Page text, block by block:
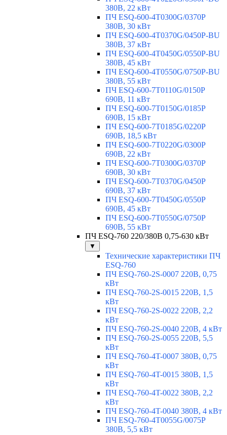
380В, 22 кВт
ПЧ ESQ-600-4T0300G/0370P
380В, 30 кВт
ПЧ ESQ-600-4T0370G/0450P-BU
380В, 37 кВт
ПЧ ESQ-600-4T0450G/0550P-BU
380В, 45 кВт
ПЧ ESQ-600-4T0550G/0750P-BU
380В, 55 кВт
ПЧ ESQ-600-7T0110G/0150P
690В, 11 кВт
ПЧ ESQ-600-7T0150G/0185P
690В, 15 кВт
ПЧ ESQ-600-7T0185G/0220P
690В, 18,5 кВт
ПЧ ESQ-600-7T0220G/0300P
690В, 22 кВт
ПЧ ESQ-600-7T0300G/0370P
690В, 30 кВт
ПЧ ESQ-600-7T0370G/0450P
690В, 37 кВт
ПЧ ESQ-600-7T0450G/0550P
690В, 45 кВт
ПЧ ESQ-600-7T0550G/0750P
690В, 55 кВт
ПЧ ESQ-760 220/380В 0,75-630 кВт
▼
Технические характеристики ПЧ
ESQ-760
ПЧ ESQ-760-2S-0007 220В, 0,75
кВт
ПЧ ESQ-760-2S-0015 220В, 1,5
кВт
ПЧ ESQ-760-2S-0022 220В, 2,2
кВт
ПЧ ESQ-760-2S-0040 220В, 4 кВт
ПЧ ESQ-760-2S-0055 220В, 5,5
кВт
ПЧ ESQ-760-4T-0007 380В, 0,75
кВт
ПЧ ESQ-760-4T-0015 380В, 1,5
кВт
ПЧ ESQ-760-4T-0022 380В, 2,2
кВт
ПЧ ESQ-760-4T-0040 380В, 4 кВт
ПЧ ESQ-760-4T0055G/0075P
380В, 5,5 кВт